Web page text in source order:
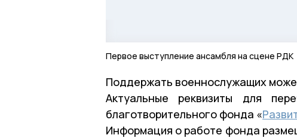
Первое выступление ансамбля на сцене РДК
Поддержать военнослужащих
Актуальные реквизиты для
благотворительного фонда «
Информация о работе фонда